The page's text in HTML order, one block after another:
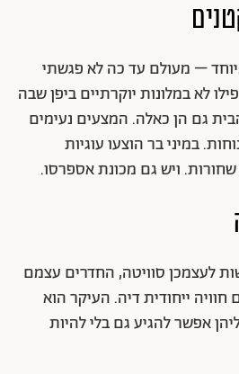
– מעולם עד כה לא פגשתי
לא במלונות יוקרתיים ביפן שבה
גם הן כאלה. המצעים נעימים
במיני בר הוצעו עוגיות
שחורות. ויש גם מכונת אספרסו.
לעצמכן סוויטה, החדרים עצמם
ייחודית דיה. העיקר הוא
אפשר להגיע גם בלי להיות